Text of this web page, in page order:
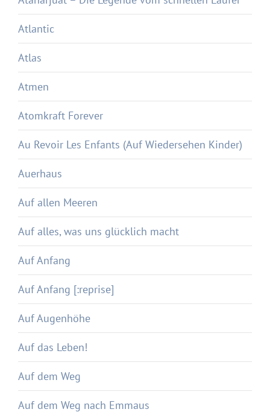
Atlantic
Atlas
Atmen
Atomkraft Forever
Au Revoir Les Enfants (Auf Wiedersehen Kinder)
Auerhaus
Auf allen Meeren
Auf alles, was uns glücklich macht
Auf Anfang
Auf Anfang [:reprise]
Auf Augenhöhe
Auf das Leben!
Auf dem Weg
Auf dem Weg nach Emmaus